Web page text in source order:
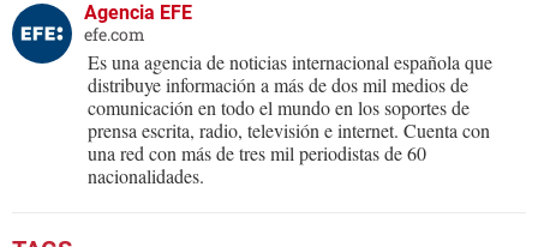
Agencia EFE
efe.com
Es una agencia de noticias internacional española que
distribuye información a más de dos mil medios de
comunicación en todo el mundo en los soportes de
prensa escrita, radio, televisión e internet. Cuenta con
una red con más de tres mil periodistas de 60
nacionalidades.